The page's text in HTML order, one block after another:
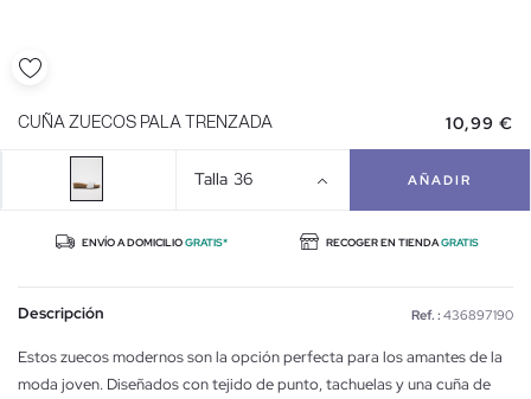
CUÑA ZUECOS PALA TRENZADA 10,99 €
Talla 36 AÑADIR
ENVÍO A DOMICILIOGRATIS* RECOGER EN TIENDAGRATIS
Descripción Ref. : 436897190
Estos zuecos modernos son la opción perfecta para los amantes de la
moda joven. Diseñados con tejido de punto, tachuelas y una cuña de